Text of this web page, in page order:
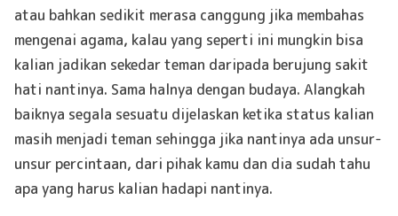
atau bahkan sedikit merasa canggung jika membahas
mengenai agama, kalau yang seperti ini mungkin bisa
kalian jadikan sekedar teman daripada berujung sakit
hati nantinya. Sama halnya dengan budaya. Alangkah
baiknya segala sesuatu dijelaskan ketika status kalian
masih menjadi teman sehingga jika nantinya ada unsur-
unsur percintaan, dari pihak kamu dan dia sudah tahu
apa yang harus kalian hadapi nantinya.